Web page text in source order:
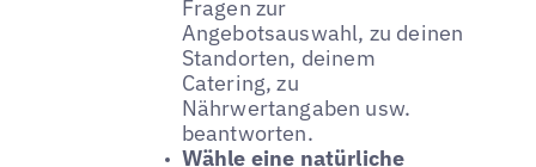
Fragen zur
Angebotsauswahl, zu deinen
Standorten, deinem
Catering, zu
Nährwertangaben usw.
beantworten.
Wähle eine natürliche